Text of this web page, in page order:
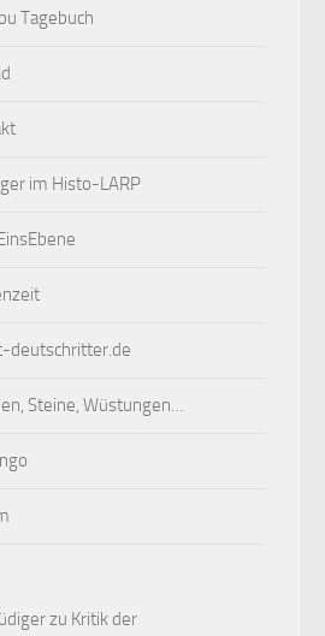
Tagebuch
im Histo-LARP
deutschritter.de
Steine, Wüstungen…
zu Kritik der